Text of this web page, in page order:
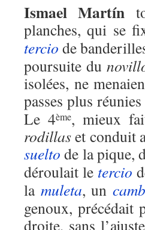
Ismael Martín
planches, qui se
tercio de
poursuite du
isolées, ne
passes plus
Le 4ème, mieux
rodillaset conduit
suelto de la pique,
déroulait le tercio
la muleta, un
genoux, précédait
droite, sans